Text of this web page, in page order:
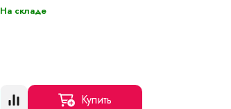
На складе
Купить